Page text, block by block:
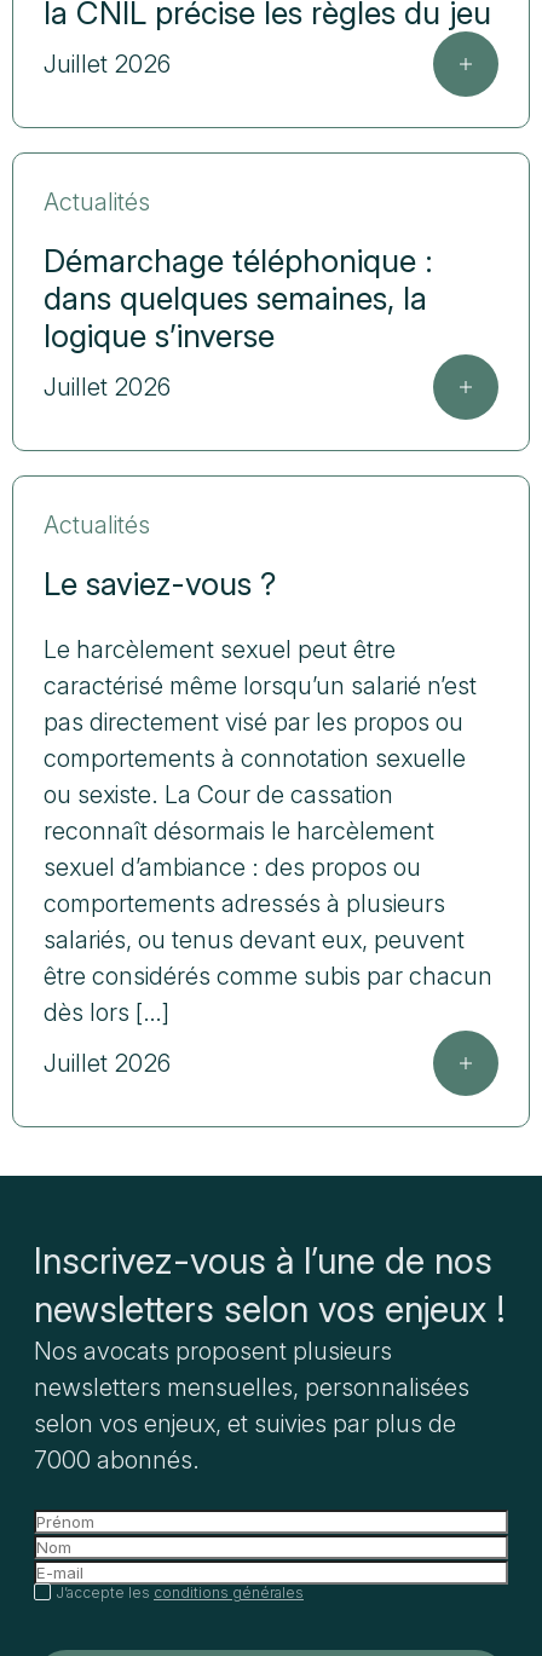
la CNIL précise les règles du jeu
Juillet 2026
Actualités
Démarchage téléphonique :
dans quelques semaines, la
logique s’inverse
Juillet 2026
Actualités
Le saviez-vous ?
Le harcèlement sexuel peut être
caractérisé même lorsqu’un salarié n’est
pas directement visé par les propos ou
comportements à connotation sexuelle
ou sexiste. La Cour de cassation
reconnaît désormais le harcèlement
sexuel d’ambiance : des propos ou
comportements adressés à plusieurs
salariés, ou tenus devant eux, peuvent
être considérés comme subis par chacun
dès lors […]
Juillet 2026
Inscrivez-vous à l’une de nos
newsletters selon vos enjeux !
Nos avocats proposent plusieurs
newsletters mensuelles, personnalisées
selon vos enjeux, et suivies par plus de
7000 abonnés.
J’accepte les conditions générales